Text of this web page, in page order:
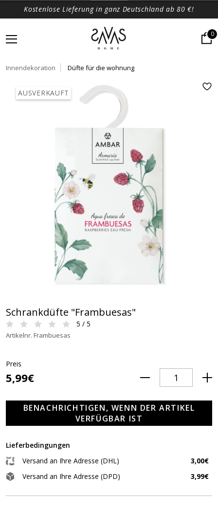
Kostenlose Lieferung in ganz Deutschland ab 80 €!
0
Innendekoration Düfte für die wohnung
AUSVERKAUFT
Schrankdüfte "Frambuesas"
5 / 5
Artikelnr. Frambuesas
Preis
5,99€
BENACHRICHTIGEN, WENN DER ARTIKEL
VERFÜGBAR IST
Lieferbedingungen
Versand an Ihre Adresse (DHL)
3,00€
Versand an Ihre Adresse (DPD)
3,99€